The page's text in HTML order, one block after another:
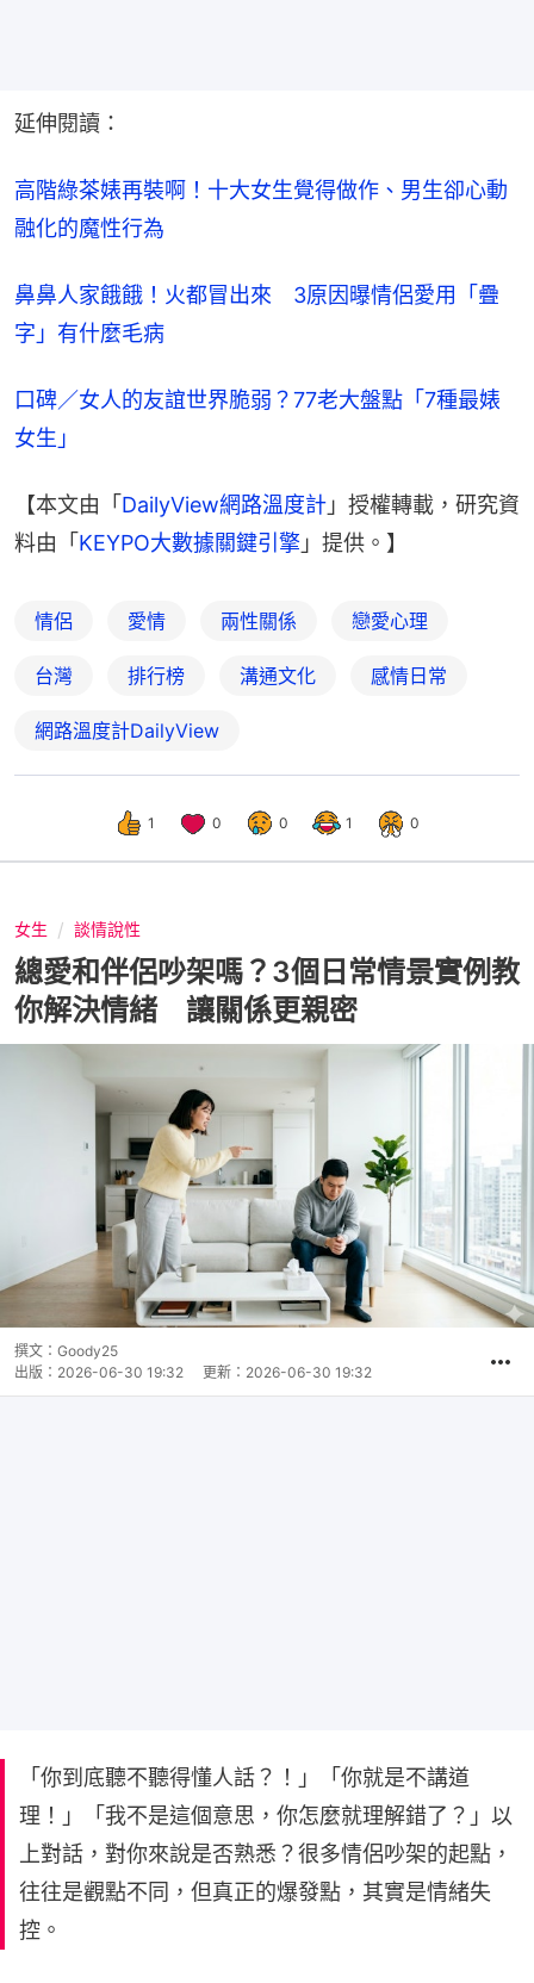
延伸閱讀：
高階綠茶婊再裝啊！十大女生覺得做作、男生卻心動
融化的魔性行為
鼻鼻人家餓餓！火都冒出來　3原因曝情侶愛用「疊
字」有什麼毛病
口碑／女人的友誼世界脆弱？77老大盤點「7種最婊
女生」
【本文由「DailyView網路溫度計 」授權轉載，研究資
料由「KEYPO大數據關鍵引擎 」提供。】
情侶 愛情 兩性關係 戀愛心理
台灣 排行榜 溝通文化 感情日常
網路溫度計DailyView
1 0 0 1 0
女生 談情說性
總愛和伴侶吵架嗎？3個日常情景實例教
你解決情緒 讓關係更親密
撰文： Goody25
出版： 2026-06-30 19:32 更新： 2026-06-30 19:32
「你到底聽不聽得懂人話？！」「你就是不講道
理！」「我不是這個意思，你怎麼就理解錯了？」以
上對話，對你來說是否熟悉？很多情侶吵架的起點，
往往是觀點不同，但真正的爆發點，其實是情緒失
控。